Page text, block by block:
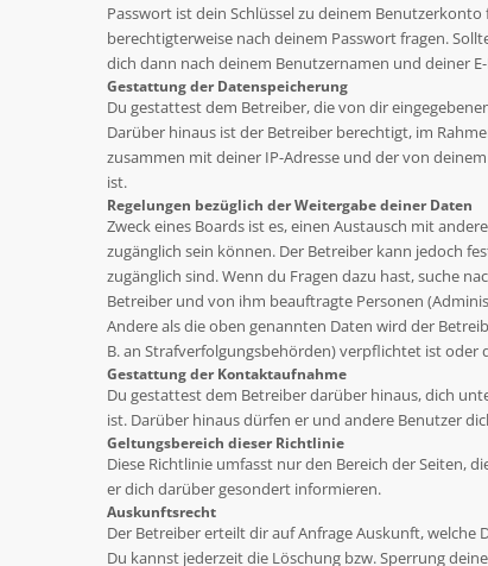
Passwort ist dein Schlüssel zu deinem
berechtigterweise nach deinem Passwort fragen.
dich dann nach deinem Benutzernamen und deiner
Gestattung der Datenspeicherung
Du gestattest dem Betreiber, die von dir
Darüber hinaus ist der Betreiber berechtigt, im
zusammen mit deiner IP-Adresse und der von
ist.
Regelungen bezüglich der Weitergabe deiner Daten
Zweck eines Boards ist es, einen Austausch mit
zugänglich sein können. Der Betreiber kann jedoch
zugänglich sind. Wenn du Fragen dazu hast, suche
Betreiber und von ihm beauftragte Personen
Andere als die oben genannten Daten wird der
B. an Strafverfolgungsbehörden) verpflichtet ist
Gestattung der Kontaktaufnahme
Du gestattest dem Betreiber darüber hinaus, dich
ist. Darüber hinaus dürfen er und andere Benutzer
Geltungsbereich dieser Richtlinie
Diese Richtlinie umfasst nur den Bereich der Seiten,
er dich darüber gesondert informieren.
Auskunftsrecht
Der Betreiber erteilt dir auf Anfrage Auskunft, welche
Du kannst jederzeit die Löschung bzw. Sperrung